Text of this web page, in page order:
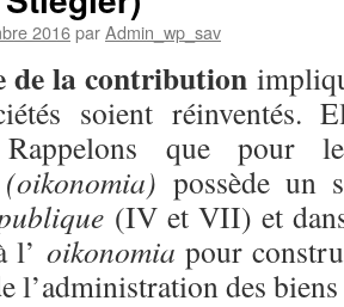
2016parAdmin_wp_sav
de la contribution
soient réinventés.
Rappelons que pour
(oikonomia) possède un
(IV et VII) et
l’ oikonomia pour
l’administration des